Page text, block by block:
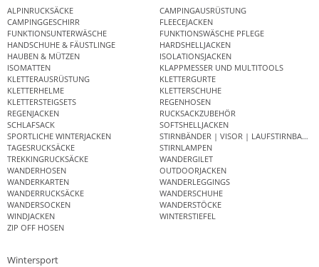
ALPINRUCKSÄCKE
CAMPINGAUSRÜSTUNG
CAMPINGGESCHIRR
FLEECEJACKEN
FUNKTIONSUNTERWÄSCHE
FUNKTIONSWÄSCHE PFLEGE
HANDSCHUHE & FÄUSTLINGE
HARDSHELLJACKEN
HAUBEN & MÜTZEN
ISOLATIONSJACKEN
ISOMATTEN
KLAPPMESSER UND MULTITOOLS
KLETTERAUSRÜSTUNG
KLETTERGURTE
KLETTERHELME
KLETTERSCHUHE
KLETTERSTEIGSETS
REGENHOSEN
REGENJACKEN
RUCKSACKZUBEHÖR
SCHLAFSACK
SOFTSHELLJACKEN
SPORTLICHE WINTERJACKEN
STIRNBÄNDER | VISOR | LAUFSTIRNBAND
TAGESRUCKSÄCKE
STIRNLAMPEN
TREKKINGRUCKSÄCKE
WANDERGILET
WANDERHOSEN
OUTDOORJACKEN
WANDERKARTEN
WANDERLEGGINGS
WANDERRUCKSÄCKE
WANDERSCHUHE
WANDERSOCKEN
WANDERSTÖCKE
WINDJACKEN
WINTERSTIEFEL
ZIP OFF HOSEN
Wintersport